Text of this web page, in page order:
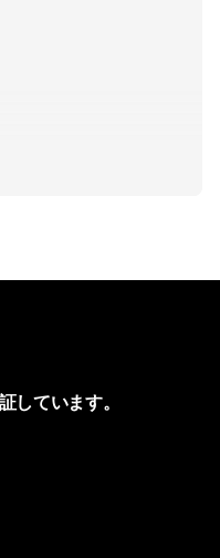
しています。